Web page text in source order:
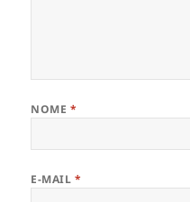
NOME *
E-MAIL *